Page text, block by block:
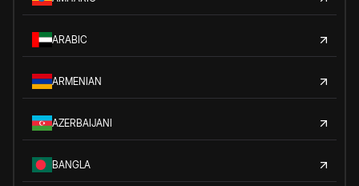
ARABIC
ARMENIAN
AZERBAIJANI
BANGLA